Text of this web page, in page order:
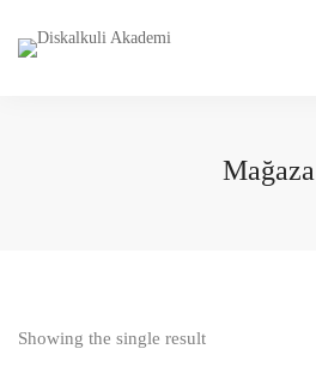
Mağaza
Showing the single result